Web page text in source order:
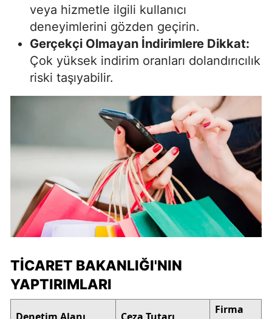
veya hizmetle ilgili kullanıcı
deneyimlerini gözden geçirin.
Gerçekçi Olmayan İndirimlere Dikkat:
Çok yüksek indirim oranları dolandırıcılık
riski taşıyabilir.
TICARET BAKANLIĞI'NIN
YAPTIRIMLARI
Firma